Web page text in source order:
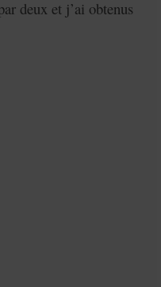
deux et j’ai obtenus